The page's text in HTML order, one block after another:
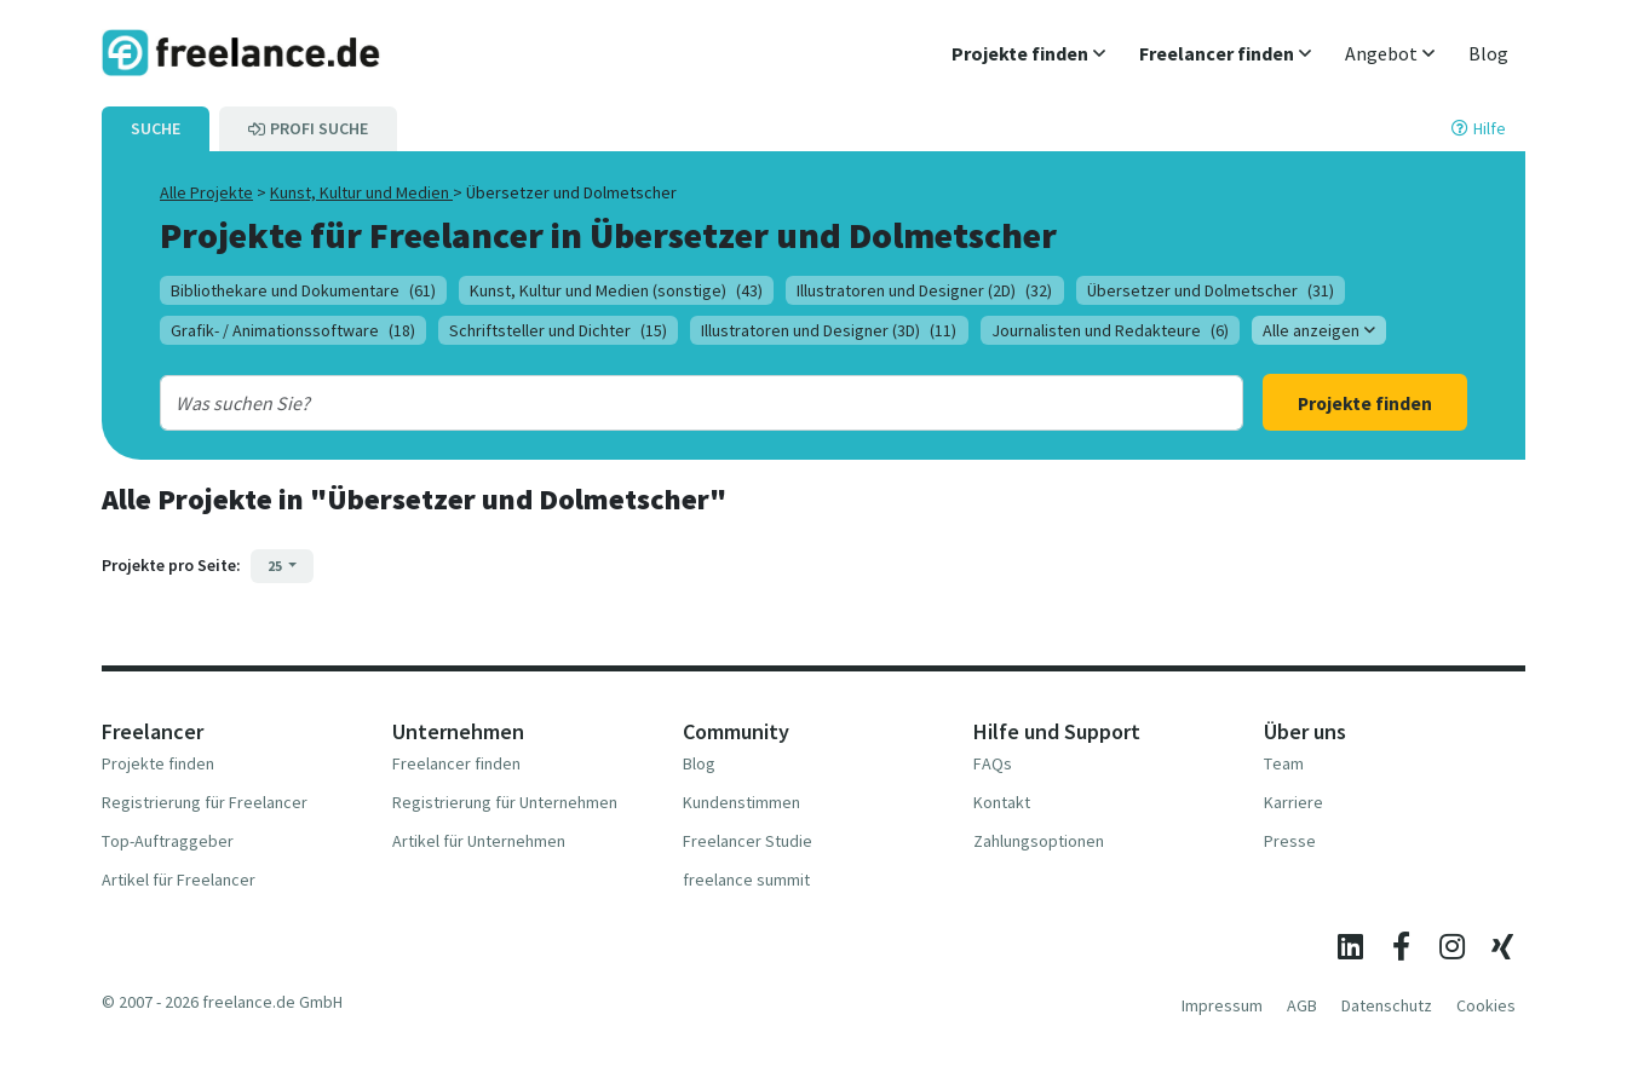
Projekte finden Freelancer finden Angebot Blog
SUCHE PROFI SUCHE Hilfe
Alle Projekte > Kunst, Kultur und Medien > Übersetzer und Dolmetscher
Projekte für Freelancer in Übersetzer und Dolmetscher
Bibliothekare und Dokumentare (61) Kunst, Kultur und Medien (sonstige) (43) Illustratoren und Designer (2D) (32) Übersetzer und Dolmetscher (31)
Grafik- / Animationssoftware (18) Schriftsteller und Dichter (15) Illustratoren und Designer (3D) (11) Journalisten und Redakteure (6) Alle anzeigen
Projekte finden
Alle Projekte in "Übersetzer und Dolmetscher"
Projekte pro Seite: 25
Freelancer
Projekte finden
Registrierung für Freelancer
Top-Auftraggeber
Artikel für Freelancer
Unternehmen
Freelancer finden
Registrierung für Unternehmen
Artikel für Unternehmen
Community
Blog
Kundenstimmen
Freelancer Studie
freelance summit
Hilfe und Support
FAQs
Kontakt
Zahlungsoptionen
Über uns
Team
Karriere
Presse
Impressum AGB Datenschutz Cookies
© 2007 - 2026 freelance.de GmbH